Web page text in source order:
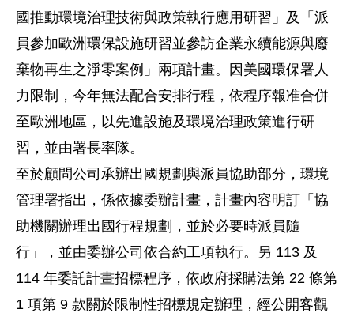
國推動環境治理技術與政策執行應用研習」及「派
員參加歐洲環保設施研習並參訪企業永續能源與廢
棄物再生之淨零案例」兩項計畫。因美國環保署人
力限制，今年無法配合安排行程，依程序報准合併
至歐洲地區，以先進設施及環境治理政策進行研
習，並由署長率隊。
至於顧問公司承辦出國規劃與派員協助部分，環境
管理署指出，係依據委辦計畫，計畫內容明訂「協
助機關辦理出國行程規劃，並於必要時派員隨
行」，並由委辦公司依合約工項執行。另 113 及
114 年委託計畫招標程序，依政府採購法第 22 條第
1 項第 9 款關於限制性招標規定辦理，經公開客觀